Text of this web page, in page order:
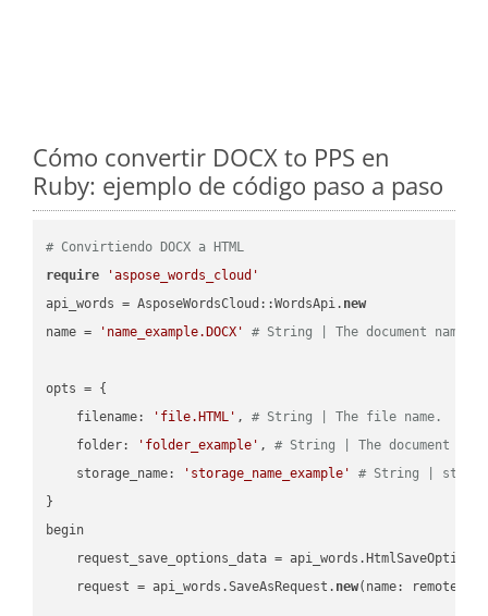
Cómo convertir DOCX to PPS en
Ruby: ejemplo de código paso a paso
# Convirtiendo DOCX a HTML
require
'aspose_words_cloud'
api_words = AsposeWordsCloud::WordsApi. new
name =
'name_example.DOCX' # String | The document name.
opts = {
    filename:
'file.HTML' , # String | The file name.
    folder:
'folder_example' , # String | The document
    storage_name:
'storage_name_example'
# String |
}
begin
request_save_options_data =
    request = api_words.SaveAsRequest.
new(name: